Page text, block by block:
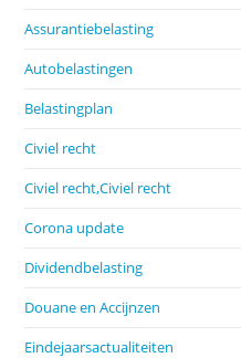
Assurantiebelasting
Autobelastingen
Belastingplan
Civiel recht
Civiel recht,Civiel recht
Corona update
Dividendbelasting
Douane en Accijnzen
Eindejaarsactualiteiten